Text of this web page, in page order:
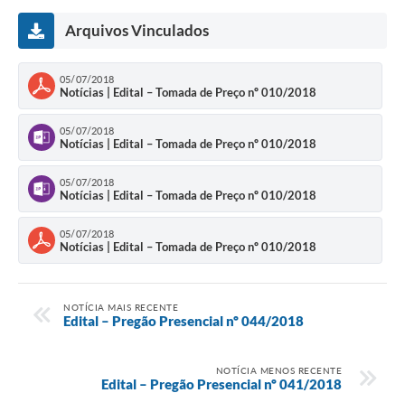
Arquivos Vinculados
05/07/2018
Notícias | Edital – Tomada de Preço nº 010/2018
05/07/2018
Notícias | Edital – Tomada de Preço nº 010/2018
05/07/2018
Notícias | Edital – Tomada de Preço nº 010/2018
05/07/2018
Notícias | Edital – Tomada de Preço nº 010/2018
NOTÍCIA MAIS RECENTE
Edital – Pregão Presencial nº 044/2018
NOTÍCIA MENOS RECENTE
Edital – Pregão Presencial nº 041/2018